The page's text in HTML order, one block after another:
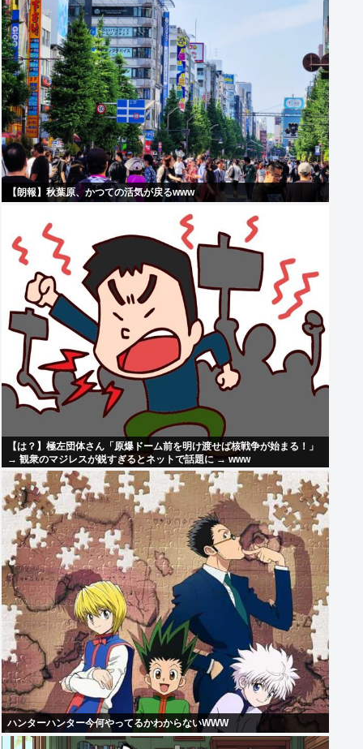
【朗報】秋葉原、かつての活気が戻るwww
【は？】極左団体さん「原爆ドーム前を明け渡せば核戦争が始まる！」
→ 観衆のマジレスが鋭すぎるとネットで話題に → www
ハンターハンター今何やってるかわからないWWW